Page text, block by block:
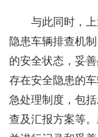
与此同时，
隐患车辆排查机
的安全状态，妥
存在安全隐患的
急处理制度，包
查及汇报方案等